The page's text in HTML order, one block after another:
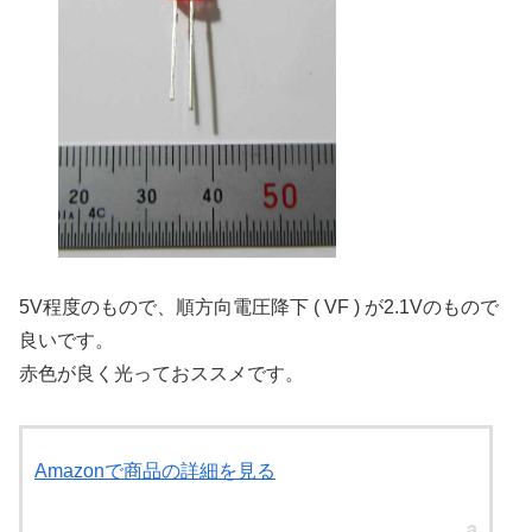
5V程度のもので、順方向電圧降下 ( VF ) が2.1Vのもので
良いです。
赤色が良く光っておススメです。
Amazonで商品の詳細を見る